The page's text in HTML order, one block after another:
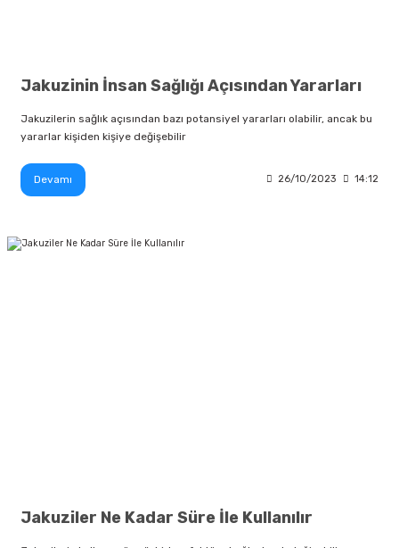
Jakuzinin İnsan Sağlığı Açısından Yararları
Jakuzilerin sağlık açısından bazı potansiyel yararları olabilir, ancak bu
yararlar kişiden kişiye değişebilir
Devamı 26/10/2023 14:12
Jakuziler Ne Kadar Süre İle Kullanılır